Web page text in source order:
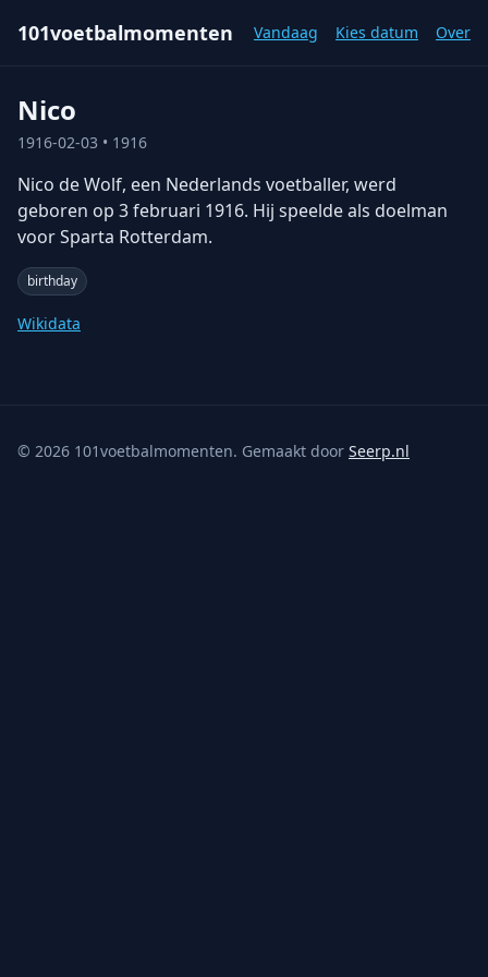
101voetbalmomenten Vandaag Kies datum Over
Nico
1916-02-03 • 1916
Nico de Wolf, een Nederlands voetballer, werd
geboren op 3 februari 1916. Hij speelde als doelman
voor Sparta Rotterdam.
birthday
Wikidata
© 2026 101voetbalmomenten. Gemaakt door Seerp.nl